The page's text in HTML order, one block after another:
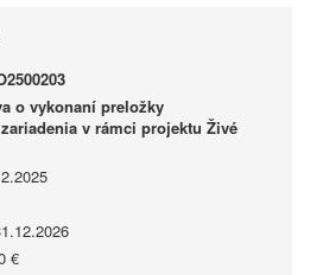
o vykonaní preložky
v rámci projektu Živé
€